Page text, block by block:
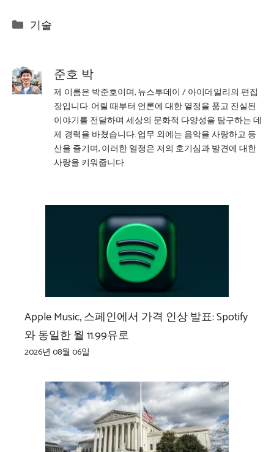
Categories
기술
준호 박
제 이름은 박준호이며, 뉴스투데이 / 아이데일리의 편집
장입니다. 어릴 때부터 언론에 대한 열정을 품고 진실된
이야기를 전달하며 세상의 문화적 다양성을 탐구하는 데
제 경력을 바쳤습니다. 업무 외에는 음악을 사랑하고 등
산을 즐기며, 이러한 열정은 저의 호기심과 발견에 대한
사랑을 키워줍니다.
Apple Music, 스페인에서 가격 인상 발표: Spotify
와 동일한 월 11.99유로
2026년 08월 06일